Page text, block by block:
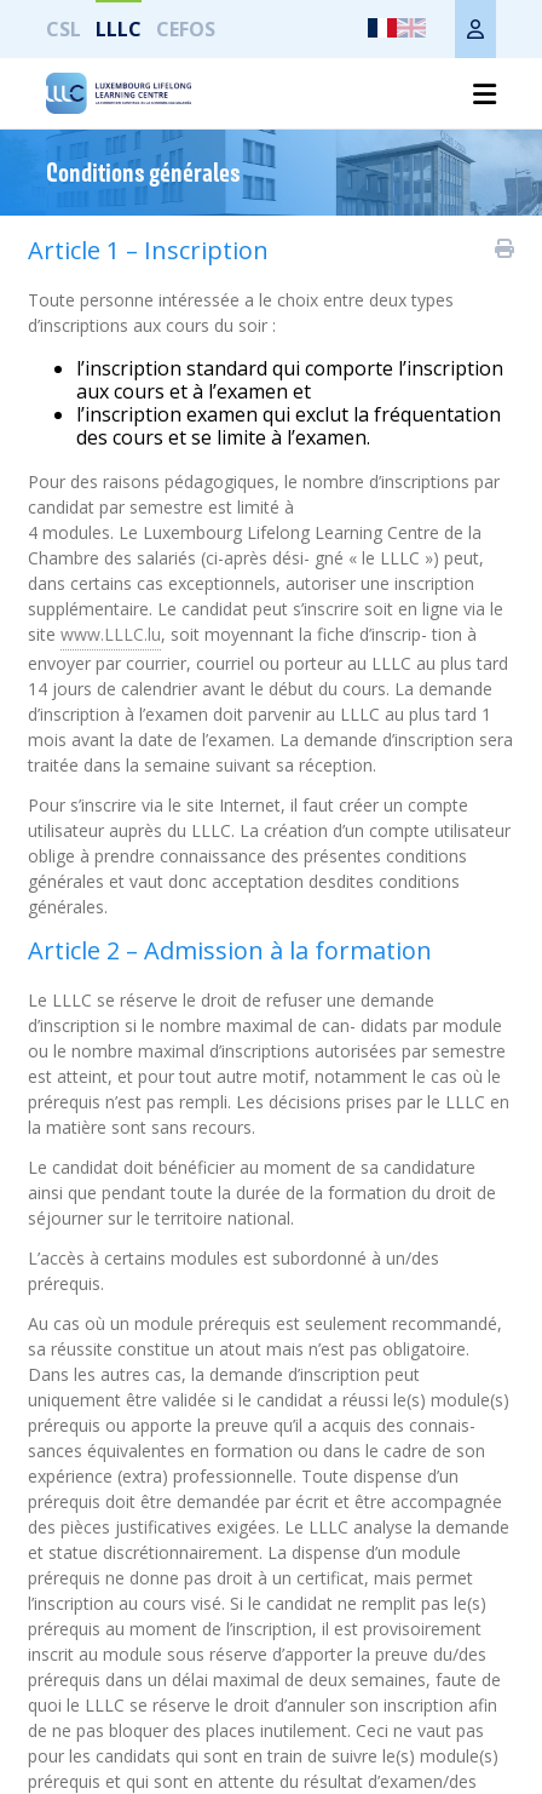
CSL LLLC CEFOS
Conditions générales
Imprimer toute la page
Article 1 – Inscription
Toute personne intéressée a le choix entre deux types
d’inscriptions aux cours du soir :
l’inscription standard qui comporte l’inscription
aux cours et à l’examen et
l’inscription examen qui exclut la fréquentation
des cours et se limite à l’examen.
Pour des raisons pédagogiques, le nombre d’inscriptions par
candidat par semestre est limité à
4 modules. Le Luxembourg Lifelong Learning Centre de la
Chambre des salariés (ci-après dési- gné « le LLLC ») peut,
dans certains cas exceptionnels, autoriser une inscription
supplémentaire. Le candidat peut s’inscrire soit en ligne via le
sitewww.LLLC.lu, soit moyennant la fiche d’inscrip- tion à
envoyer par courrier, courriel ou porteur au LLLC au plus tard
14 jours de calendrier avant le début du cours. La demande
d’inscription à l’examen doit parvenir au LLLC au plus tard 1
mois avant la date de l’examen. La demande d’inscription sera
traitée dans la semaine suivant sa réception.
Pour s’inscrire via le site Internet, il faut créer un compte
utilisateur auprès du LLLC. La création d’un compte utilisateur
oblige à prendre connaissance des présentes conditions
générales et vaut donc acceptation desdites conditions
générales.
Article 2 – Admission à la formation
Le LLLC se réserve le droit de refuser une demande
d’inscription si le nombre maximal de can- didats par module
ou le nombre maximal d’inscriptions autorisées par semestre
est atteint, et pour tout autre motif, notamment le cas où le
prérequis n’est pas rempli. Les décisions prises par le LLLC en
la matière sont sans recours.
Le candidat doit bénéficier au moment de sa candidature
ainsi que pendant toute la durée de la formation du droit de
séjourner sur le territoire national.
L’accès à certains modules est subordonné à un/des
prérequis.
Au cas où un module prérequis est seulement recommandé,
sa réussite constitue un atout mais n’est pas obligatoire.
Dans les autres cas, la demande d’inscription peut
uniquement être validée si le candidat a réussi le(s) module(s)
prérequis ou apporte la preuve qu’il a acquis des connais-
sances équivalentes en formation ou dans le cadre de son
expérience (extra) professionnelle. Toute dispense d’un
prérequis doit être demandée par écrit et être accompagnée
des pièces justificatives exigées. Le LLLC analyse la demande
et statue discrétionnairement. La dispense d’un module
prérequis ne donne pas droit à un certificat, mais permet
l’inscription au cours visé. Si le candidat ne remplit pas le(s)
prérequis au moment de l’inscription, il est provisoirement
inscrit au module sous réserve d’apporter la preuve du/des
prérequis dans un délai maximal de deux semaines, faute de
quoi le LLLC se réserve le droit d’annuler son inscription afin
de ne pas bloquer des places inutilement. Ceci ne vaut pas
pour les candidats qui sont en train de suivre le(s) module(s)
prérequis et qui sont en attente du résultat d’examen/des